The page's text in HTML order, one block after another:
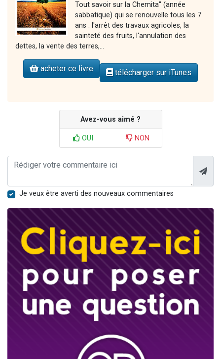
Tout savoir sur la Chemita" (année
sabbatique) qui se renouvelle tous les 7
ans : l'arrêt des travaux agricoles, la
sainteté des fruits, l'annulation des
dettes, la vente des terres,...
acheter ce livre télécharger sur iTunes
Avez-vous aimé ?
OUI NON
Je veux être averti des nouveaux commentaires